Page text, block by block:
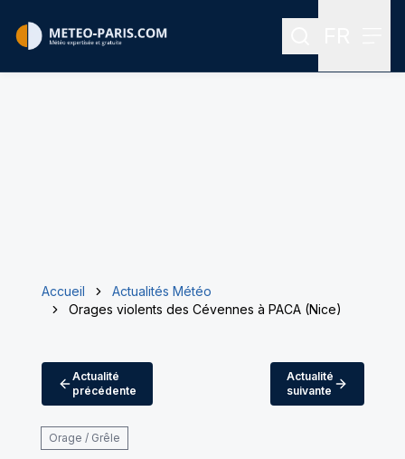
Rechercher
Accueil
Actualités Météo
Orages violents des Cévennes à PACA (Nice)
Actualité
précédente
Actualité
suivante
Orage / Grêle